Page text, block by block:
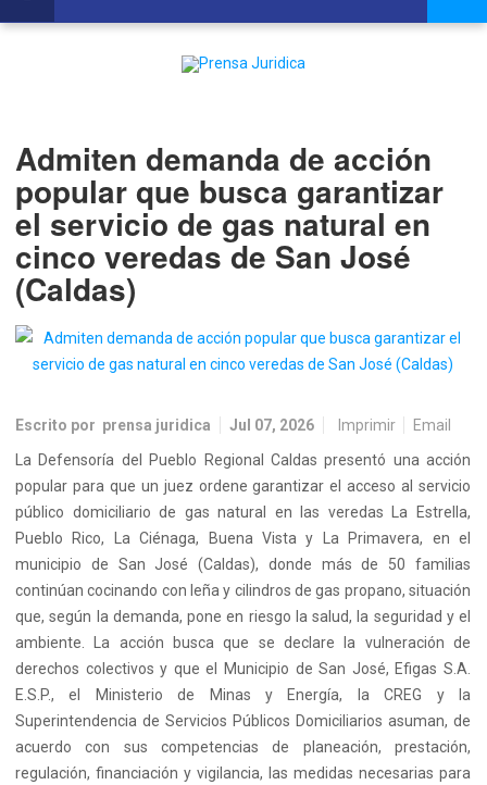
Admiten demanda de acción
popular que busca garantizar
el servicio de gas natural en
cinco veredas de San José
(Caldas)
Escrito por prensa juridica Jul 07, 2026 Imprimir Email
La Defensoría del Pueblo Regional Caldas presentó una acción
popular para que un juez ordene garantizar el acceso al servicio
público domiciliario de gas natural en las veredas La Estrella,
Pueblo Rico, La Ciénaga, Buena Vista y La Primavera, en el
municipio de San José (Caldas), donde más de 50 familias
continúan cocinando con leña y cilindros de gas propano, situación
que, según la demanda, pone en riesgo la salud, la seguridad y el
ambiente. La acción busca que se declare la vulneración de
derechos colectivos y que el Municipio de San José, Efigas S.A.
E.S.P., el Ministerio de Minas y Energía, la CREG y la
Superintendencia de Servicios Públicos Domiciliarios asuman, de
acuerdo con sus competencias de planeación, prestación,
regulación, financiación y vigilancia, las medidas necesarias para